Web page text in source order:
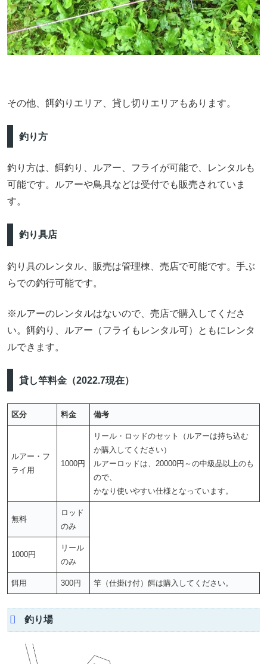
その他、餌釣りエリア、貸し切りエリアもあります。
釣り方
釣り方は、餌釣り、ルアー、フライが可能で、レンタルも
可能です。ルアーや鳥具などは受付でも販売されていま
す。
釣り具店
釣り具のレンタル、販売は管理棟、売店で可能です。手ぶ
らでの釣行可能です。
※ルアーのレンタルはないので、売店で購入してくださ
い。餌釣り、ルアー（フライもレンタル可）ともにレンタ
ルできます。
貸し竿料金（2022.7現在）
区分 料金 備考
ルアー・フ
ライ用
1000円
リール・ロッドのセット（ルアーは持ち込む
か購入してください）
ルアーロッドは、20000円～の中級品以上のも
ので、
かなり使いやすい仕様となっています。
無料
ロッド
のみ
1000円
リール
のみ
餌用 300円 竿（仕掛け付）餌は購入してください。
釣り場